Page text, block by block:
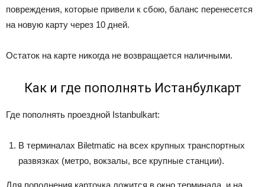
повреждения, которые привели к сбою, баланс перенесется
на новую карту через 10 дней.
Остаток на карте никогда не возвращается наличными.
Как и где пополнять Истанбулкарт
Где пополнять проездной Istanbulkart:
В терминалах Biletmatic на всех крупных транспортных
развязках (метро, вокзалы, все крупные станции).
Для пополнения карточка ложится в окно терминала, и на